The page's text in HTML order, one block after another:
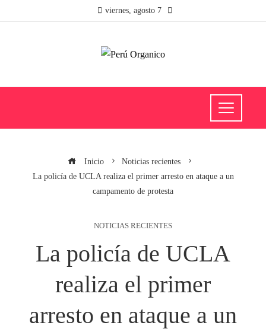
viernes, agosto 7
Inicio
Noticias recientes
La policía de UCLA realiza el primer arresto en ataque a un
campamento de protesta
NOTICIAS RECIENTES
La policía de UCLA
realiza el primer
arresto en ataque a un